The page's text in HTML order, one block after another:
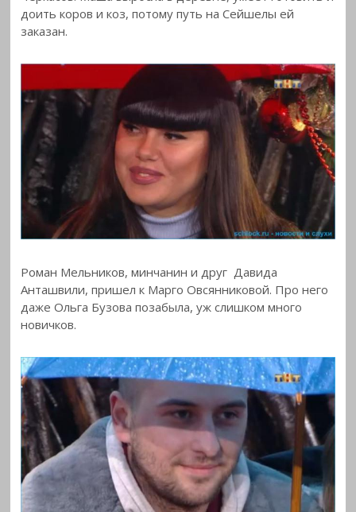
доить коров и коз, потому путь на Сейшелы ей
заказан.
Роман Мельников, минчанин и друг Давида
Анташвили, пришел к Марго Овсянниковой. Про него
даже Ольга Бузова позабыла, уж слишком много
новичков.